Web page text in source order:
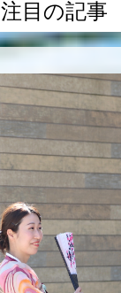
注目の記事